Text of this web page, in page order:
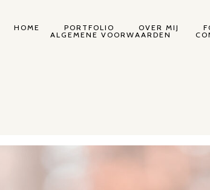
HOME PORTFOLIO OVER MIJ
ALGEMENE VOORWAARDEN